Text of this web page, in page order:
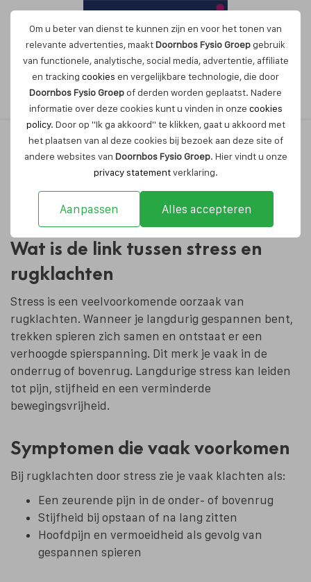
Om u beter van dienst te kunnen zijn en voor het tonen van
relevante advertenties, maaktDoornbos Fysio Groepgebruik
van functionele, analytische, social media, advertentie, affiliate
en tracking cookies en vergelijkbare technologie, die door
Doornbos Fysio Groepof derden worden geplaatst. Nadere
informatie over deze cookies kunt u vinden in onze cookies
policy. Door op "Ik ga akkoord" te klikken, gaat u akkoord met
het plaatsen van al deze cookies bij bezoek aan deze site of
andere websites van Doornbos Fysio Groep. Hier vindt u onze
privacy statementverklaring.
Aanpassen Alles accepteren
Maak nu een afspraak
Rugklachten door stress – hoe
fysiotherapie kan helpen
Wat is de link tussen stress en
rugklachten
Stress is een veelvoorkomende oorzaak van
rugklachten. Wanneer je langdurig gespannen bent,
trekken spieren zich samen en ontstaat er een
verhoogde spierspanning. Dit merk je vaak in de
onderrug of bovenrug. Langdurige stress kan leiden
tot pijn, stijfheid en een verminderde
bewegingsvrijheid.
Symptomen die vaak voorkomen
Bij rugklachten door stress zie je vaak klachten als:
Een zeurende pijn in de onder- of bovenrug
Stijfheid bij opstaan of na lang zitten
Hoofdpijn en vermoeidheid als gevolg van
gespannen spieren